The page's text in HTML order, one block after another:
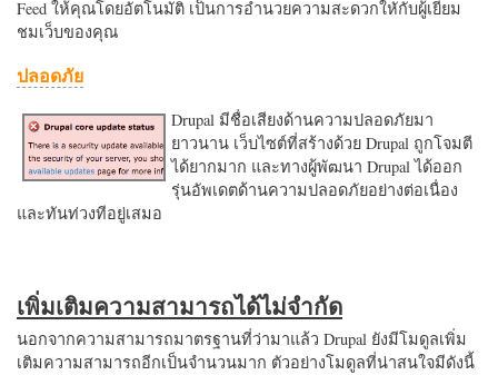
Feed ให้คุณโดยอัตโนมัติ เป็นการอำนวยความสะดวกใหักับผู้เยี่ยม
ชมเว็บของคุณ
ปลอดภัย
Drupal มีชื่อเสียงด้านความปลอดภัยมา
ยาวนาน เว็บไซต์ที่สร้างด้วย Drupal ถูกโจมตี
ได้ยากมาก และทางผู้พัฒนา Drupal ได้ออก
รุ่นอัพเดตด้านความปลอดภัยอย่างต่อเนื่อง
และทันท่วงทีอยู่เสมอ
เพิ่มเติมความสามารถได้ไม่จำกัด
นอกจากความสามารถมาตรฐานที่ว่ามาแล้ว Drupal ยังมีโมดูลเพิ่ม
เติมความสามารถอีกเป็นจำนวนมาก ตัวอย่างโมดูลที่น่าสนใจมีดังนี้